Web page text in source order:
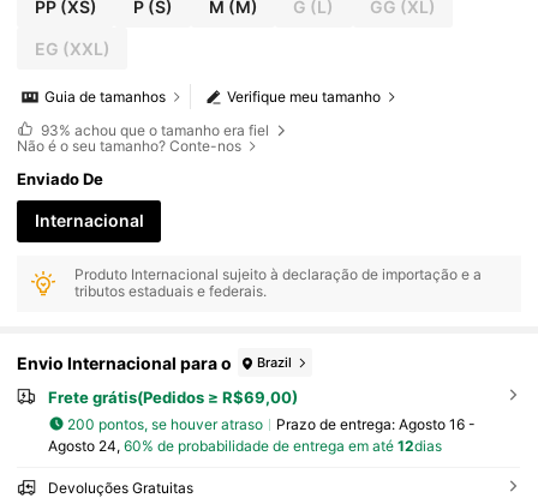
mavera/Verão, Escritório, Local de Trabalho, Ves
tido Minimalista Elegante de Cor Sólida de Com
primento Médio, Cinto de Tecido, Adequado par
a Casamento, Escritório, Diário, Casual, Local de
Trabalho, Primavera/Outono
PP(XS) P(S) M (M) G (L) GG (XL)
EG (XXL)
Verifique meu tamanho
Guia de tamanhos
93% achou que o tamanho era fiel
Não é o seu tamanho? Conte-nos
Enviado De
Internacional
Produto Internacional sujeito à declaração de importação e a
tributos estaduais e federais.
Envio Internacional para o Brazil
Frete grátis(Pedidos ≥ R$69,00)
200 pontos, se houver atraso Prazo de entrega: Agosto 16 -
Agosto 24, 60% de probabilidade de entrega em até 12dias
Devoluções Gratuitas